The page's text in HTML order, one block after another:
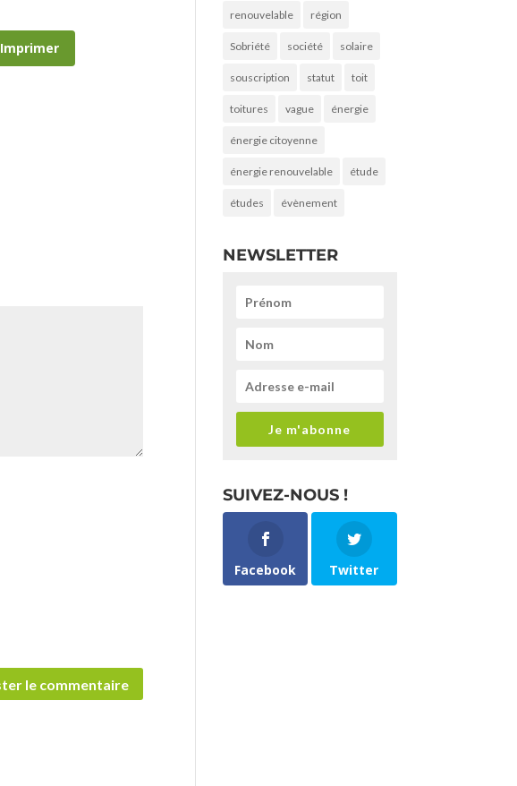
Imprimer
renouvelable région
Sobriété société solaire
souscription statut toit
toitures vague énergie
énergie citoyenne
énergie renouvelable étude
études évènement
NEWSLETTER
Je m'abonne
SUIVEZ-NOUS !
Facebook Twitter